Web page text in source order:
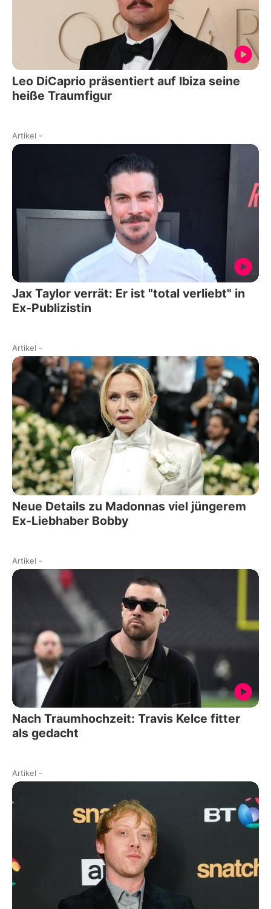
Leo DiCaprio präsentiert auf Ibiza seine
heiße Traumfigur
Artikel -
Jax Taylor verrät: Er ist "total verliebt" in
Ex-Publizistin
Artikel -
Neue Details zu Madonnas viel jüngerem
Ex-Liebhaber Bobby
Artikel -
Nach Traumhochzeit: Travis Kelce fitter
als gedacht
Artikel -